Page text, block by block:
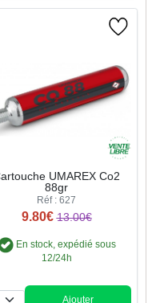
UMAREX Co2
88gr
Réf : 627
9.80€ 13.00€
En stock, expédié sous
12/24h
Ajouter